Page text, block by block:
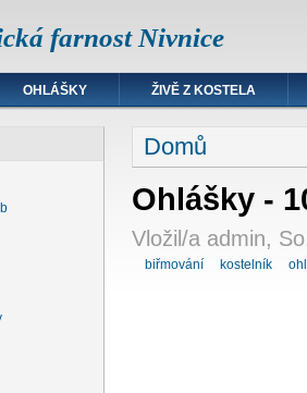
farnost Nivnice
OHLÁŠKY ŽIVĚ Z KOSTELA
Domů
Ohlášky -
Vložil/a admin,
biřmování kostelník